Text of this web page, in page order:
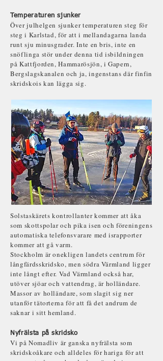
Temperaturen sjunker
Över julhelgen sjunker temperaturen steg för
steg i Karlstad, för att i mellandagarna landa
runt sju minusgrader. Inte en bris, inte en
snöflinga stör under denna tid isbildningen
på Kattfjorden, Hammarösjön, i Gapern,
Bergslagskanalen och ja, ingenstans där finfin
skridskois kan lägga sig.
Solstaskärets kontrollanter kommer att åka
som skottspolar och pika isen och föreningens
automatiska telefonsvarare med israpporter
kommer att gå varm.
Stockholm är onekligen landets centrum för
långfärdsskridsko, men södra Värmland ligger
inte långt efter. Vad Värmland också har,
utöver sjöar och vattendrag, är holländare.
Massor av holländare, som slagit sig ner
utanför tätorterna för att få det andrum de
saknar i sitt hemland.
Nyfrälsta på skridsko
Vi på Nomadliv är ganska nyfrälsta som
skridskoåkare och alldeles för hariga för att